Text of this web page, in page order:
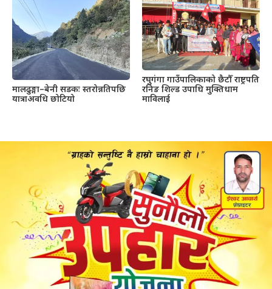
मालढुङ्गा–बेनी सडकः स्तरोन्नतिपछि
यात्राअवधि छोटियो
रघुगंगा गाउँपालिकाको छैटौँ राष्ट्रपति
रनिङ शिल्ड उपाधि मुक्तिधाम
माविलाई